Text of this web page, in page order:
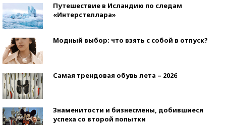
Путешествие в Исландию по следам
«Интерстеллара»
Модный выбор: что взять с собой в отпуск?
Самая трендовая обувь лета – 2026
Знаменитости и бизнесмены, добившиеся
успеха со второй попытки